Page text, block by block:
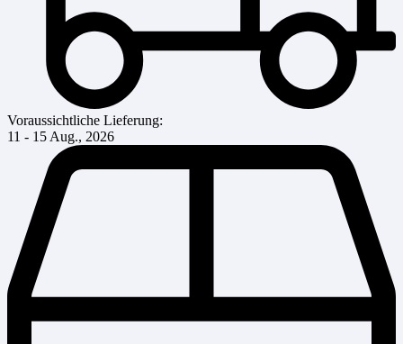
Voraussichtliche Lieferung:
11 - 15 Aug., 2026